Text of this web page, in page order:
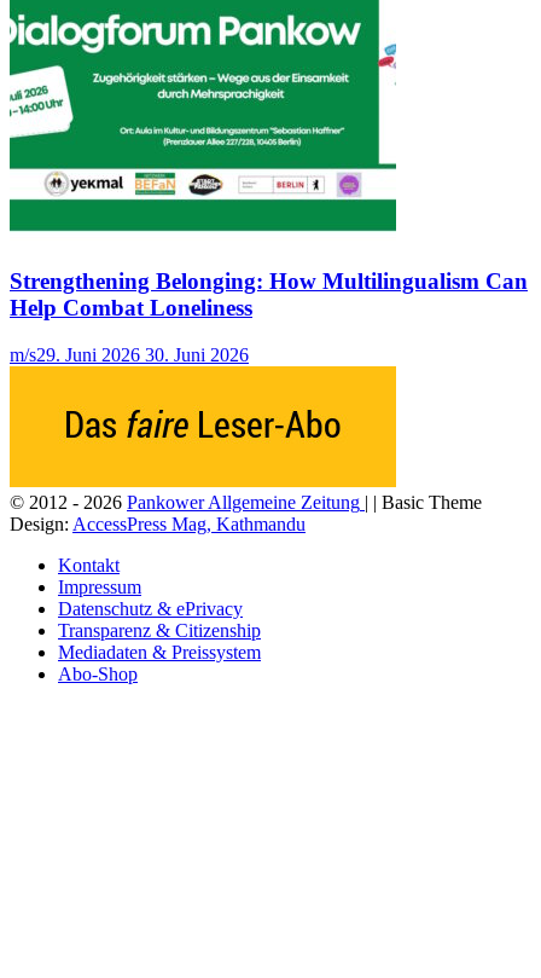
Strengthening Belonging: How Multilingualism Can
Help Combat Loneliness
m/s29. Juni 2026 30. Juni 2026
© 2012 - 2026 Pankower Allgemeine Zeitung | | Basic Theme
Design: AccessPress Mag, Kathmandu
Kontakt
Impressum
Datenschutz & ePrivacy
Transparenz & Citizenship
Mediadaten & Preissystem
Abo-Shop